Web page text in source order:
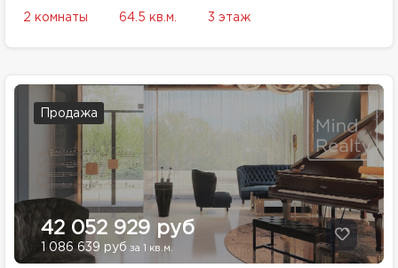
2 комнаты 64.5 кв.м. 3 этаж
Продажа
42 052 929 руб
1 086 639 руб за 1 кв.м.